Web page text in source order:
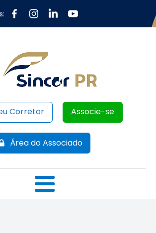
Corretor Associe-se
Área do Associado